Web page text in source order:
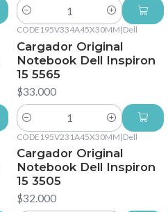
Cantidad
CODE195V334A45X30MM |Dell
Cargador Original
Notebook Dell Inspiron
15 5565
$33.000
Cantidad
CODE195V231A45X30MM |Dell
Cargador Original
Notebook Dell Inspiron
15 3505
$32.000